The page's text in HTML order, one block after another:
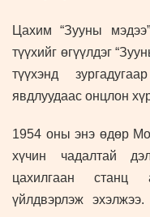
Цахим “Зууны
түүхийг өгүүлдэг
түүхэнд
явдлуудаас онцлон
1954 оны энэ өдөр
хүчин чадалтай
цахилгаан станц
үйлдвэрлэж